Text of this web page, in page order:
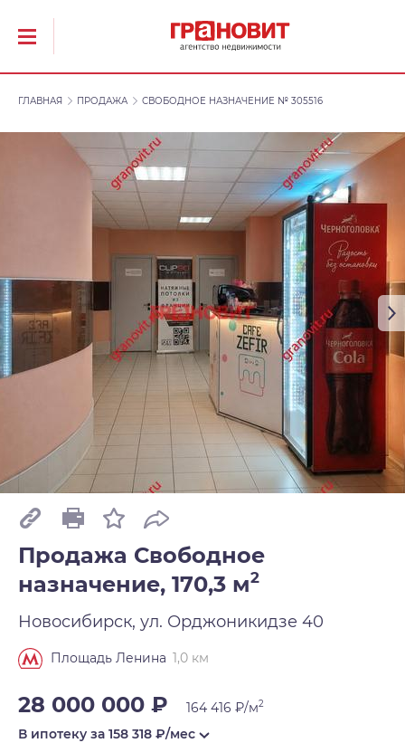
ГЛАВНАЯ ПРОДАЖА СВОБОДНОЕ НАЗНАЧЕНИЕ № 305516
Продажа Свободное
назначение, 170,3 м2
Новосибирск, ул. Орджоникидзе 40
Площадь Ленина 1,0 км
28 000 000 ₽ 164 416 ₽/м2
В ипотеку за 158 318 ₽/мес